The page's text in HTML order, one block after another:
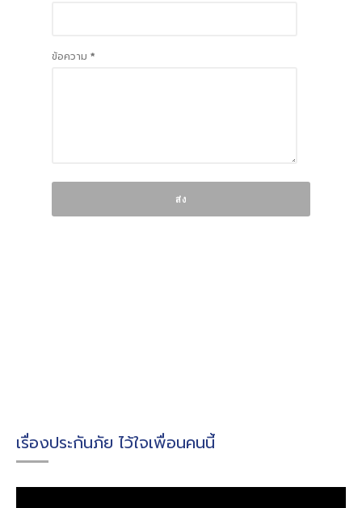
ข้อความ *
เรื่องประกันภัย ไว้ใจเพื่อนคนนี้